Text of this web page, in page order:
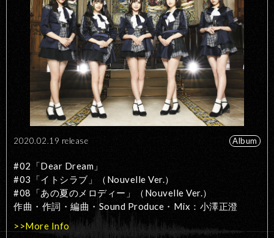
2020.02.19 release Album
#02「Dear Dream」
#03「イトシラブ」（Nouvelle Ver.）
#08「あの夏のメロディー」（Nouvelle Ver.）
作曲・作詞・編曲・Sound Produce・Mix：小澤正澄
>>More Info